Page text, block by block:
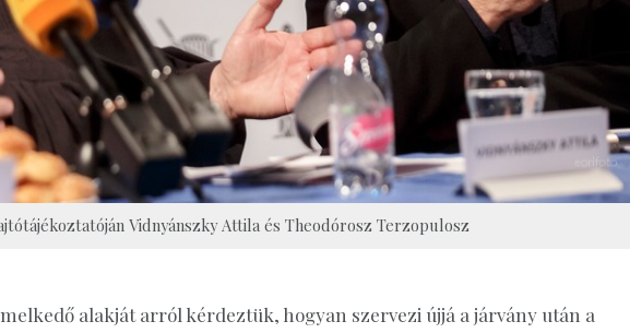
Vidnyánszky Attila és Theodórosz Terzopulosz
alakját arról kérdeztük, hogyan szervezi újjá a járvány után a